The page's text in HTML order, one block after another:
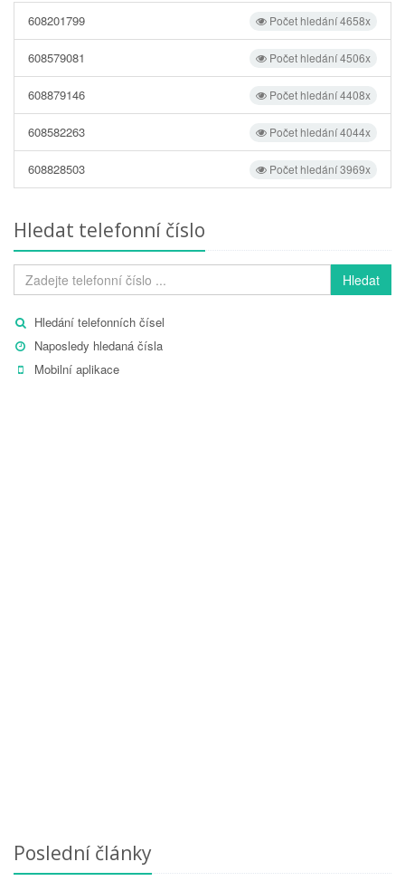
Počet hledání 4658x
608201799
Počet hledání 4506x
608579081
Počet hledání 4408x
608879146
Počet hledání 4044x
608582263
Počet hledání 3969x
608828503
Hledat telefonní číslo
Hledat
Hledání telefonních čísel
Naposledy hledaná čísla
Mobilní aplikace
Poslední články